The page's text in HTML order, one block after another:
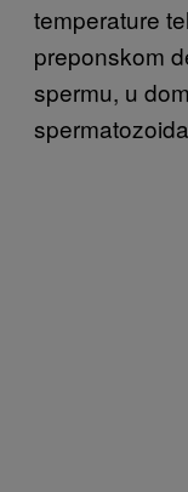
temperature
preponskom
spermu, u